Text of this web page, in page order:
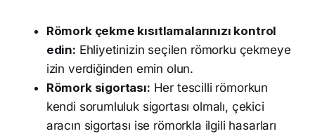
Römork çekme kısıtlamalarınızı kontrol
edin: Ehliyetinizin seçilen römorku çekmeye
izin verdiğinden emin olun.
Römork sigortası: Her tescilli römorkun
kendi sorumluluk sigortası olmalı, çekici
aracın sigortası ise römorkla ilgili hasarları